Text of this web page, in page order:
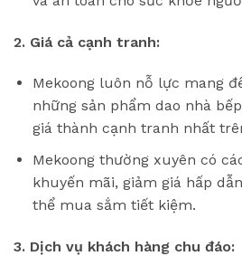
2. Giá cả cạnh tranh:
Mekoong luôn nỗ lực mang
những sản phẩm dao nhà
giá thành cạnh tranh nhất
Mekoong thường xuyên có
khuyến mãi, giảm giá hấp
thể mua sắm tiết kiệm.
3. Dịch vụ khách hàng chu đáo: